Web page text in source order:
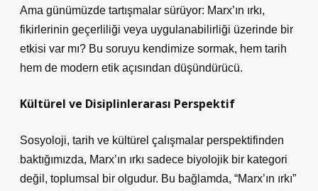
Ama günümüzde tartışmalar sürüyor: Marx’ın ırkı,
fikirlerinin geçerliliği veya uygulanabilirliği üzerinde bir
etkisi var mı? Bu soruyu kendimize sormak, hem tarih
hem de modern etik açısından düşündürücü.
Kültürel ve Disiplinlerarası Perspektif
Sosyoloji, tarih ve kültürel çalışmalar perspektifinden
baktığımızda, Marx’ın ırkı sadece biyolojik bir kategori
değil, toplumsal bir olgudur. Bu bağlamda, “Marx’ın ırkı”